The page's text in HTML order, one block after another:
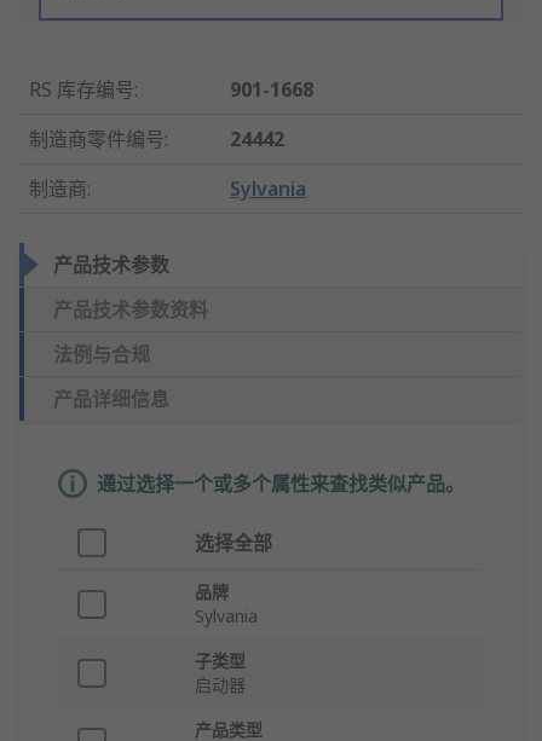
RS 库存编号:
901-1668
制造商零件编号:
24442
制造商: Sylvania
产品技术参数
产品技术参数资料
法例与合规
产品详细信息
通过选择一个或多个属性来查找类似产品。
选择全部
品牌
Sylvania
子类型
启动器
产品类型